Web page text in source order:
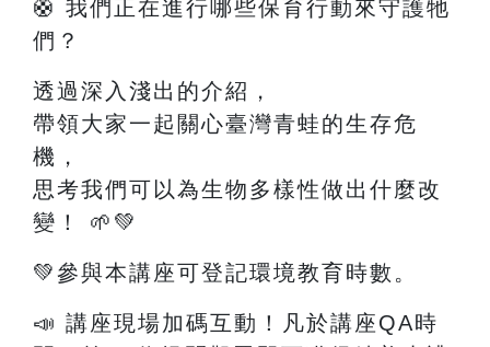
🛟 我們正在進行哪些保育行動來守護牠
們？
透過深入淺出的介紹，
帶領大家一起關心臺灣青蛙的生存危
機，
思考我們可以為生物多樣性做出什麼改
變！ 🌱💚
💚參與本講座可登記環境教育時數。
📣 講座現場加碼互動！凡於講座QA時